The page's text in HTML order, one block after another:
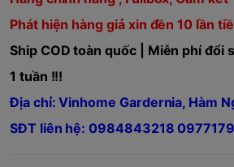
Phát hiện hàng giả xin đền 10 lần
Ship COD toàn quốc | Miễn phí đổi
1 tuần !!!
Địa chỉ: Vinhome Gardernia, Hàm
SĐT liên hệ: 0984843218